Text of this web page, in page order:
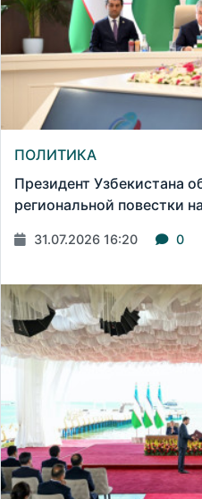
ПОЛИТИКА
Президент Узбекистана
региональной повестки
31.07.2026 16:20 0